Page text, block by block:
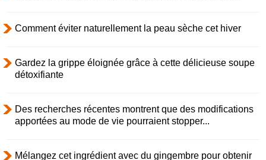
Comment éviter naturellement la peau sèche cet hiver
Gardez la grippe éloignée grâce à cette délicieuse soupe
détoxifiante
Des recherches récentes montrent que des modifications
apportées au mode de vie pourraient stopper...
Mélangez cet ingrédient avec du gingembre pour obtenir